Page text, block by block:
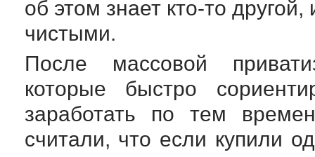
об этом знает кто-то другой,
чистыми.
После массовой
которые быстро
заработать по тем
считали, что если купили